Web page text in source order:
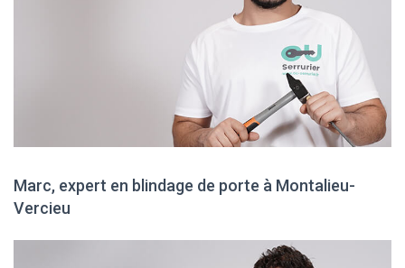
Marc, expert en blindage de porte à Montalieu-
Vercieu